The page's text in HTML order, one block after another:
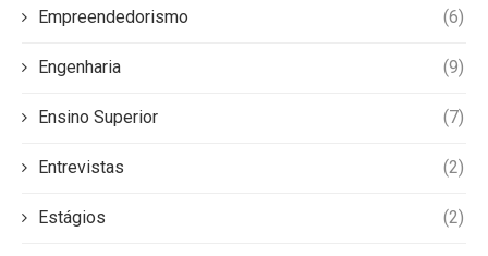
Empreendedorismo (6)
Engenharia (9)
Ensino Superior (7)
Entrevistas (2)
Estágios (2)